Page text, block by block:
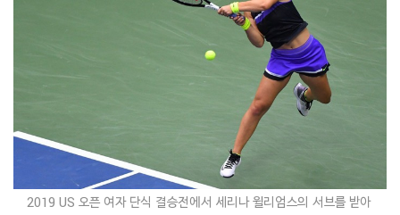
2019 US 오픈 여자 단식 결승전에서 세리나 윌리엄스의 서브를 받아